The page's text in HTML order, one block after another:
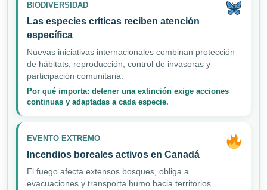
BIODIVERSIDAD
Las especies críticas reciben atención
específica
Nuevas iniciativas internacionales combinan protección
de hábitats, reproducción, control de invasoras y
participación comunitaria.
Por qué importa: detener una extinción exige acciones
continuas y adaptadas a cada especie.
EVENTO EXTREMO
Incendios boreales activos en Canadá
El fuego afecta extensos bosques, obliga a
evacuaciones y transporta humo hacia territorios